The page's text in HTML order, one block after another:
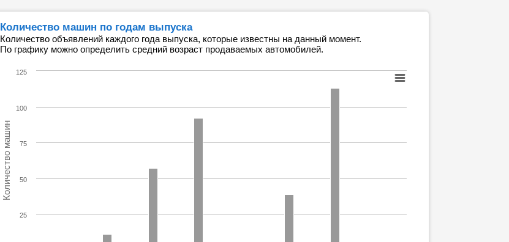
Количество машин по годам выпуска
Количество объявлений каждого года выпуска, которые известны на данный момент.
По графику можно определить средний возраст продаваемых автомобилей.
Количество машин
25
50
75
100
125